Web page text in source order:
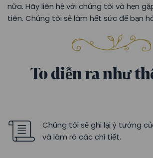
nữa. Hãy liên hệ với chúng tôi và hẹn
tiên. Chúng tôi sẽ làm hết sức để bạn
To diễn ra như
Chúng tôi sẽ ghi lại ý tưởng
và làm rõ các chi tiết.